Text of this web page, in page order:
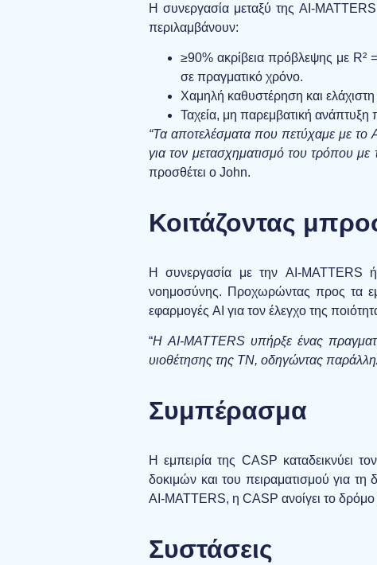
Η συνεργασία μεταξύ της AI-
περιλαμβάνουν:
≥90% ακρίβεια πρόβλεψης με R²
σε πραγματικό χρόνο.
Χαμηλή καθυστέρηση και
Ταχεία, μη παρεμβατική ανάπτυξη
“Τα αποτελέσματα που πετύχαμε με το
για τον μετασχηματισμό του τρόπου με
προσθέτει ο John.
Κοιτάζοντας
Η συνεργασία με την AI-MATTERS
νοημοσύνης. Προχωρώντας προς τα
εφαρμογές AI για τον έλεγχο της
“Η AI-MATTERS υπήρξε ένας
υιοθέτησης της ΤΝ, οδηγώντας
Συμπέρασμα
Η εμπειρία της CASP καταδεικνύει
δοκιμών και του πειραματισμού για τη
AI-MATTERS, η CASP ανοίγει το
Συστάσεις